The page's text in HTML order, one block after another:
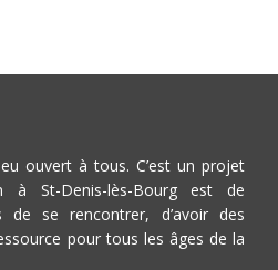
ouvert à tous. C’est un projet
à St-Denis-lès-Bourg est de
de se rencontrer, d’avoir des
pour tous les âges de la